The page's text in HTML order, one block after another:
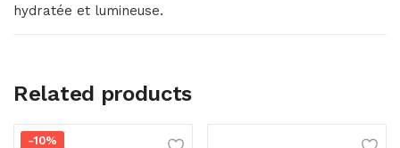
hydratée et lumineuse.
Related products
-10%